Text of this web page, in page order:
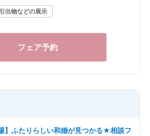
、ご希望に合わせた“和”の結婚式をご提案いた
神社結婚式のプロに何でもご相談下さい！ ◆
00（火曜定休） 【アクセス】 JR線「飯田橋
徒歩3分／東京メトロ東西線・有楽町線・南北
出物などの展示
フェア予約
】ふたりらしい和婚が見つかる★相談フ